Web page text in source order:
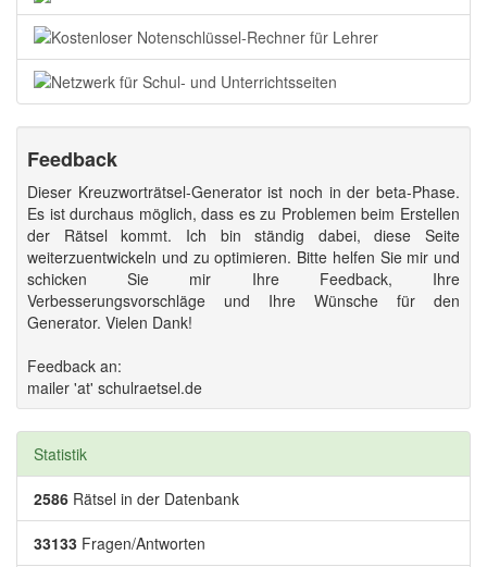
Feedback
Dieser Kreuzworträtsel-Generator ist noch in der beta-Phase.
Es ist durchaus möglich, dass es zu Problemen beim Erstellen
der Rätsel kommt. Ich bin ständig dabei, diese Seite
weiterzuentwickeln und zu optimieren. Bitte helfen Sie mir und
schicken Sie mir Ihre Feedback, Ihre
Verbesserungsvorschläge und Ihre Wünsche für den
Generator. Vielen Dank!
Feedback an:
mailer 'at' schulraetsel.de
Statistik
2586 Rätsel in der Datenbank
33133 Fragen/Antworten